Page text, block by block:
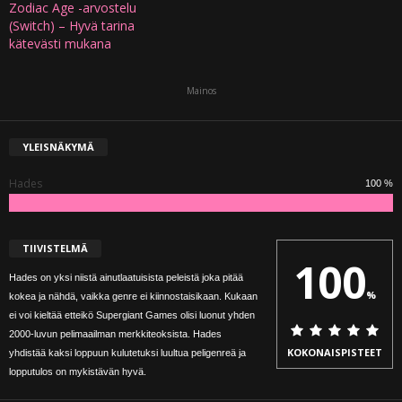
Zodiac Age -arvostelu
(Switch) – Hyvä tarina
kätevästi mukana
Mainos
YLEISNÄKYMÄ
Hades 100 %
TIIVISTELMÄ
Hades on yksi niistä ainutlaatuisista peleistä joka pitää
kokea ja nähdä, vaikka genre ei kiinnostaisikaan. Kukaan
ei voi kieltää etteikö Supergiant Games olisi luonut yhden
2000-luvun pelimaailman merkkiteoksista. Hades
yhdistää kaksi loppuun kulutetuksi luultua peligenreä ja
lopputulos on mykistävän hyvä.
100%
KOKONAISPISTEET